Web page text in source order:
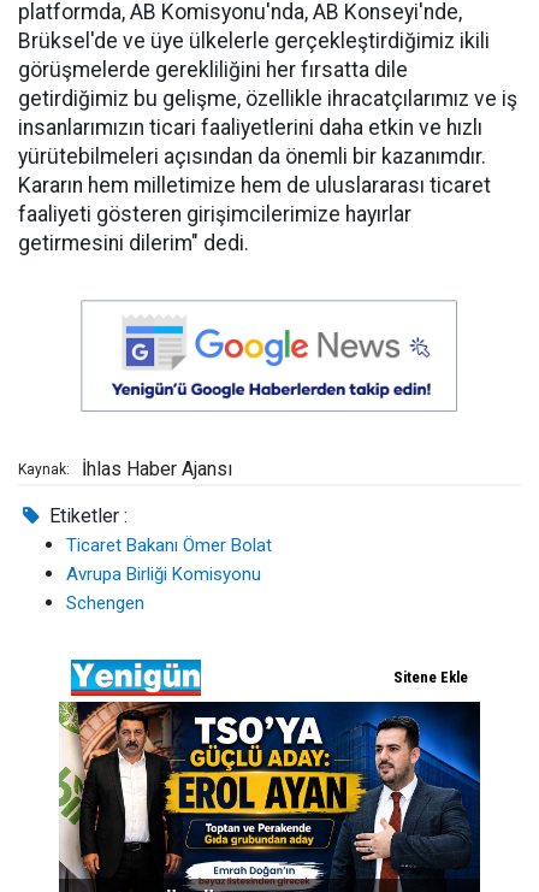
platformda, AB Komisyonu'nda, AB Konseyi'nde,
Brüksel'de ve üye ülkelerle gerçekleştirdiğimiz ikili
görüşmelerde gerekliliğini her fırsatta dile
getirdiğimiz bu gelişme, özellikle ihracatçılarımız ve iş
insanlarımızın ticari faaliyetlerini daha etkin ve hızlı
yürütebilmeleri açısından da önemli bir kazanımdır.
Kararın hem milletimize hem de uluslararası ticaret
faaliyeti gösteren girişimcilerimize hayırlar
getirmesini dilerim" dedi.
Kaynak: İhlas Haber Ajansı
Etiketler :
Ticaret Bakanı Ömer Bolat
Avrupa Birliği Komisyonu
Schengen